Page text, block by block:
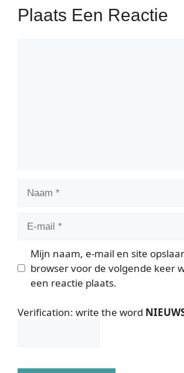
Plaats Een Reactie
Mijn naam, e-mail en site
browser voor de volgende keer
een reactie plaats.
Verification: write the word